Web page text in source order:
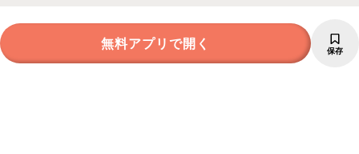
無料アプリで開く 保存